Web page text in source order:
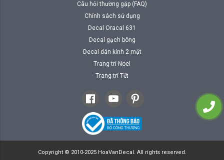
Câu hỏi thường gặp (FAQ)
Chính sách sử dụng
Decal Oracal 631
Decal gạch bông
Decal dán kính 2 mặt
Trang trí Noel
Trang trí Tết
Copyright © 2010-2025 HoaVanDecal. All rights reserved.